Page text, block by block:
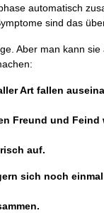
automatisch
sind das
Aber man kann sie
Art fallen
Freund und Feind
auf.
sich noch